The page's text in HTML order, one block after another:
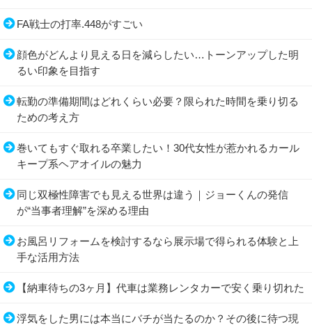
FA戦士の打率.448がすごい
顔色がどんより見える日を減らしたい…トーンアップした明
るい印象を目指す
転勤の準備期間はどれくらい必要？限られた時間を乗り切る
ための考え方
巻いてもすぐ取れる卒業したい！30代女性が惹かれるカール
キープ系ヘアオイルの魅力
同じ双極性障害でも見える世界は違う｜ジョーくんの発信
が“当事者理解”を深める理由
お風呂リフォームを検討するなら展示場で得られる体験と上
手な活用方法
【納車待ちの3ヶ月】代車は業務レンタカーで安く乗り切れた
浮気をした男には本当にバチが当たるのか？その後に待つ現